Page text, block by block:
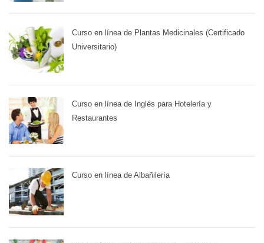
Curso en línea de Plantas Medicinales (Certificado
Universitario)
Curso en línea de Inglés para Hotelería y
Restaurantes
Curso en línea de Albañilería